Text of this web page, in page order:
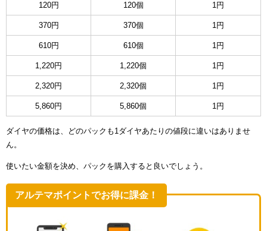
120円 120個 1円
370円 370個 1円
610円 610個 1円
1,220円 1,220個 1円
2,320円 2,320個 1円
5,860円 5,860個 1円
ダイヤの価格は、どのパックも1ダイヤあたりの値段に違いはありませ
ん。
使いたい金額を決め、パックを購入すると良いでしょう。
アルテマポイントでお得に課金！